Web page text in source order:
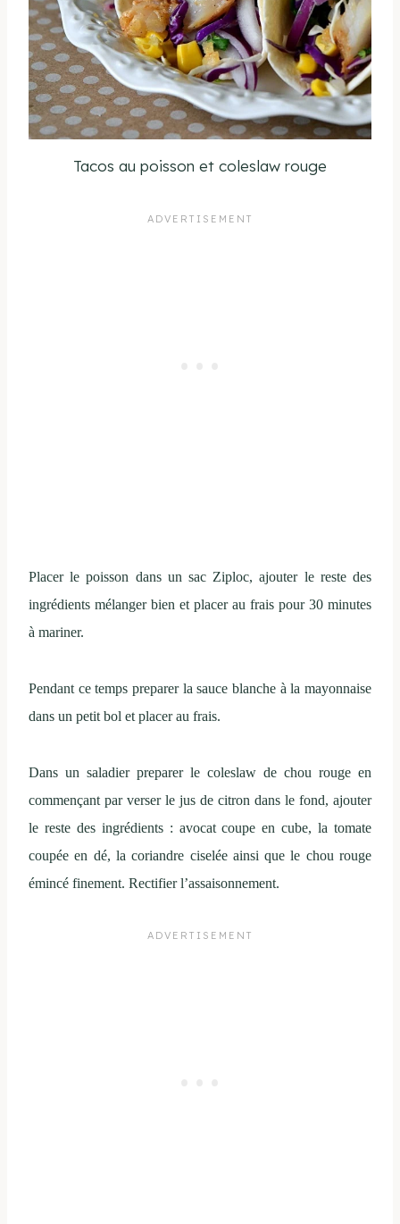
Tacos au poisson et coleslaw rouge
Placer le poisson dans un sac Ziploc, ajouter le reste des
ingrédients mélanger bien et placer au frais pour 30 minutes
à mariner.
Pendant ce temps preparer la sauce blanche à la mayonnaise
dans un petit bol et placer au frais.
Dans un saladier preparer le coleslaw de chou rouge en
commençant par verser le jus de citron dans le fond, ajouter
le reste des ingrédients : avocat coupe en cube, la tomate
coupée en dé, la coriandre ciselée ainsi que le chou rouge
émincé finement. Rectifier l’assaisonnement.